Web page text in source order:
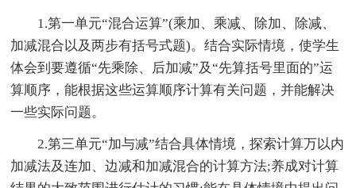
1.第一单元“混合运算”(乘加、乘减、除加、除减、
加减混合以及两步有括号式题)。结合实际情境，使学生
体会到要遵循“先乘除、后加减”及“先算括号里面的”运
算顺序，能根据这些运算顺序计算有关问题，并能解决
一些实际问题。
2.第三单元“加与减”结合具体情境，探索计算万以内
加减法及连加、边减和加减混合的计算方法;养成对计算